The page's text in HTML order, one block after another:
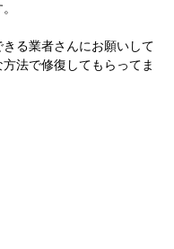
る業者さんにお願いして
法で修復してもらってま